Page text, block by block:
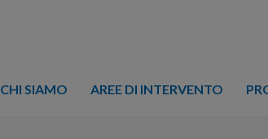
CHI SIAMO AREE DI INTERVENTO